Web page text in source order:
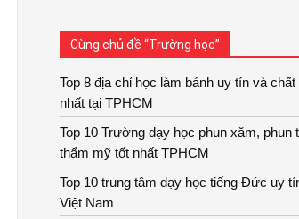
Cùng chủ đề “Trường học”
Top 8 địa chỉ học làm bánh uy tín và
nhất tại TPHCM
Top 10 Trường dạy học phun xăm, phun
thẩm mỹ tốt nhất TPHCM
Top 10 trung tâm dạy học tiếng Đức uy
Việt Nam